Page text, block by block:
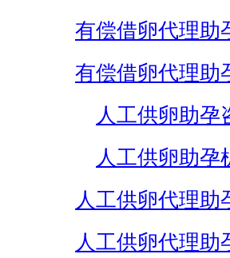
有偿借卵代理助
有偿借卵代理助
人工供卵助孕
人工供卵助孕
人工供卵代理助
人工供卵代理助